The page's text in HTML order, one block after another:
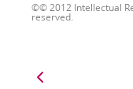
© 2012 Intellectual
reserved.